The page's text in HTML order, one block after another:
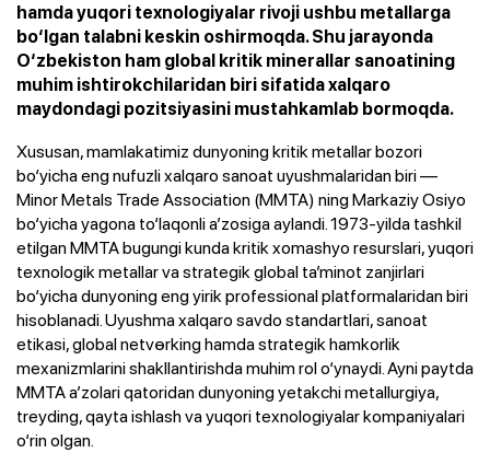
hamda yuqori texnologiyalar rivoji ushbu metallarga
bo‘lgan talabni keskin oshirmoqda. Shu jarayonda
O‘zbekiston ham global kritik minerallar sanoatining
muhim ishtirokchilaridan biri sifatida xalqaro
maydondagi pozitsiyasini mustahkamlab bormoqda.
Xususan, mamlakatimiz dunyoning kritik metallar bozori
bo‘yicha eng nufuzli xalqaro sanoat uyushmalaridan biri —
Minor Metals Trade Association (MMTA) ning Markaziy Osiyo
bo‘yicha yagona to‘laqonli a’zosiga aylandi. 1973-yilda tashkil
etilgan MMTA bugungi kunda kritik xomashyo resurslari, yuqori
texnologik metallar va strategik global ta’minot zanjirlari
bo‘yicha dunyoning eng yirik professional platformalaridan biri
hisoblanadi. Uyushma xalqaro savdo standartlari, sanoat
etikasi, global netvөrking hamda strategik hamkorlik
mexanizmlarini shakllantirishda muhim rol o‘ynaydi. Ayni paytda
MMTA a’zolari qatoridan dunyoning yetakchi metallurgiya,
treyding, qayta ishlash va yuqori texnologiyalar kompaniyalari
o‘rin olgan.